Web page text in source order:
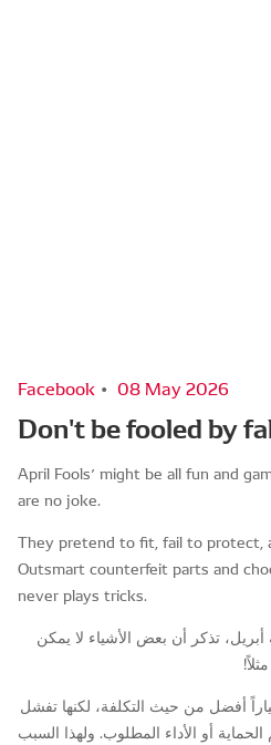
Facebook 08 May 2026
Don't be fooled by
April Fools’ might be all fun and
are no joke.
They pretend to fit, fail to protect,
Outsmart counterfeit parts and
never plays tricks.
أبريل، تذكر أن بعض الأشياء لا يمكن
أفضل من حيث التكلفة، لكنها تفشل
أو الأداء المطلوب. ولهذا السبب